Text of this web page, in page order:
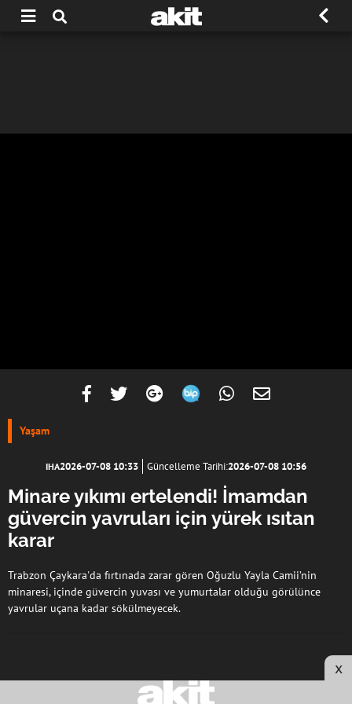
Yaşam
IHA2026-07-08 10:33 Güncelleme Tarihi:2026-07-08 10:56
Minare yıkımı ertelendi! İmamdan
güvercin yavruları için yürek ısıtan
karar
Trabzon Çaykara'da fırtınada zarar gören Oğuzlu Yayla Camii’nin
minaresi, içinde güvercin yuvası ve yumurtalar olduğu görülünce
yavrular uçana kadar sökülmeyecek.
x